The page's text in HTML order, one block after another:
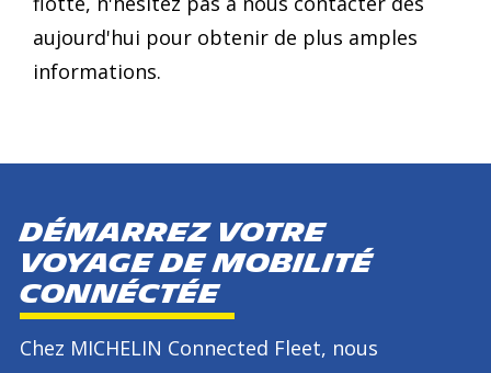
aujourd'hui pour obtenir de plus amples
informations.
DÉMARREZ VOTRE
voyage de mobilité
connéctée
Chez MICHELIN Connected Fleet, nous